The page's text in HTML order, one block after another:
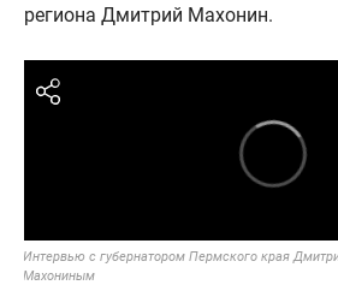
региона Дмитрий Махонин.
Интервью с губернатором Пермского края
Махониным